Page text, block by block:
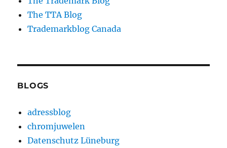
The TTA Blog
Trademarkblog Canada
BLOGS
adressblog
chromjuwelen
Datenschutz Lüneburg